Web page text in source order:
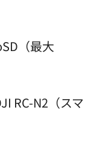
（最大
RC-N2（スマ